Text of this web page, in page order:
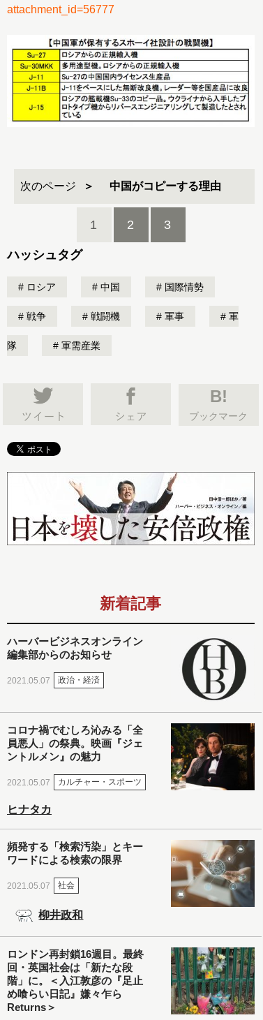
attachment_id=56777
次のページ 中国がコピーする理由
1 2 3
ハッシュタグ
ロシア 中国 国際情勢
戦争 戦闘機 軍事 軍
隊 軍需産業
B!
ブックマーク
新着記事
ハーバービジネスオンライン
編集部からのお知らせ
2021.05.07 政治・経済
コロナ禍でむしろ沁みる「全
員悪人」の祭典。映画『ジェ
ントルメン』の魅力
2021.05.07 カルチャー・スポーツ
ヒナタカ
頻発する「検索汚染」とキー
ワードによる検索の限界
2021.05.07 社会
柳井政和
ロンドン再封鎖16週目。最終
回・英国社会は「新たな段
階」に。＜入江敦彦の『足止
め喰らい日記』嫌々乍ら
Returns＞